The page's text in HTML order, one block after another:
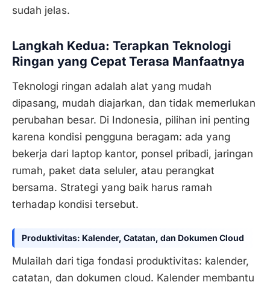
sudah jelas.
Langkah Kedua: Terapkan Teknologi
Ringan yang Cepat Terasa Manfaatnya
Teknologi ringan adalah alat yang mudah
dipasang, mudah diajarkan, dan tidak memerlukan
perubahan besar. Di Indonesia, pilihan ini penting
karena kondisi pengguna beragam: ada yang
bekerja dari laptop kantor, ponsel pribadi, jaringan
rumah, paket data seluler, atau perangkat
bersama. Strategi yang baik harus ramah
terhadap kondisi tersebut.
Produktivitas: Kalender, Catatan, dan Dokumen Cloud
Mulailah dari tiga fondasi produktivitas: kalender,
catatan, dan dokumen cloud. Kalender membantu